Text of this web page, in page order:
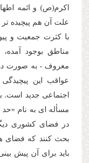
اكرم(ص) و ائمه
علت آن هم پیچیده
با كثرت جمعیت و
مناطق بوجود
معروف - به صورت
عواقب این
اجتماعى جدید است.
مسأله اى به نام
در فضاى كشورى
بحث كنند كه فضاى
باید براى آن پیش